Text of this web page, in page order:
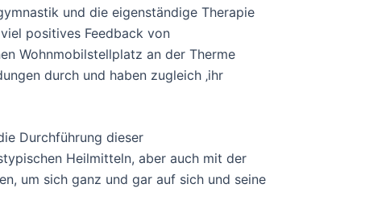
und die eigenständige Therapie
positives Feedback von
Wohnmobilstellplatz an der Therme
durch und haben zugleich ‚ihr
Durchführung dieser
Heilmitteln, aber auch mit der
um sich ganz und gar auf sich und seine